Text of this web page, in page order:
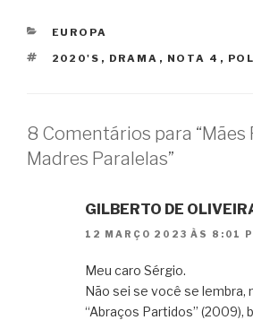
CATEGORIAS
EUROPA
TAGS
2020'S , DRAMA , NOTA 4 ,
8 Comentários para “Mães
Madres Paralelas”
GILBERTO DE
12 MARÇO 2023 ÀS 8:01
Meu caro Sérgio.
Não sei se você se lembra,
“Abraços Partidos” (2009),